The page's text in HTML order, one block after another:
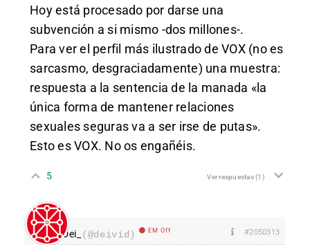
Hoy está procesado por darse una
subvención a si mismo -dos millones-.
Para ver el perfil más ilustrado de VOX (no es
sarcasmo, desgraciadamente) una muestra:
respuesta a la sentencia de la manada «la
única forma de mantener relaciones
sexuales seguras va a ser irse de putas».
Esto es VOX. No os engañéis.
5 Ver respuestas(1)
Dei_ (@deivid) EM Off #2050313